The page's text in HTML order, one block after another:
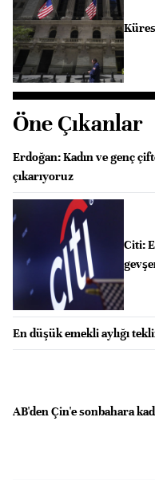
Öne Çıkanlar
Erdoğan: Kadın ve genç
çıkarıyoruz
Citi:
En düşük emekli aylığı
AB'den Çin'e sonbahara